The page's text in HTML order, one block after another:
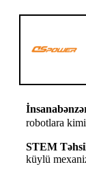
robotlara
STEM
küylü